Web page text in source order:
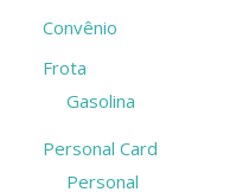
Convênio
Frota
Gasolina
Personal Card
Personal